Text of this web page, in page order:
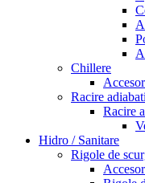
Chillere
Racire
Racire
Hidro / Sanitare
Rigole de